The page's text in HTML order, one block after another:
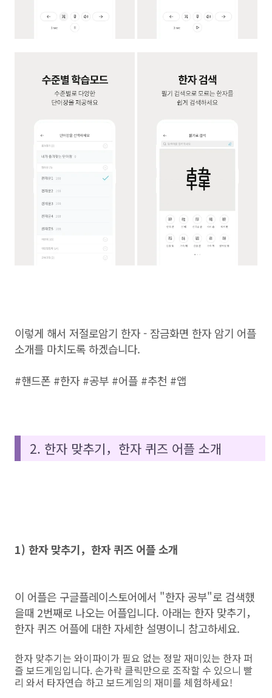
이렇게 해서 저절로암기 한자 - 잠금화면 한자 암기 어플
소개를 마치도록 하겠습니다.
#핸드폰 #한자 #공부 #어플 #추천 #앱
2. 한자 맞추기，한자 퀴즈 어플 소개
1) 한자 맞추기，한자 퀴즈 어플 소개
이 어플은 구글플레이스토어에서 "한자 공부"로 검색했
을때 2번째로 나오는 어플입니다. 아래는 한자 맞추기，
한자 퀴즈 어플에 대한 자세한 설명이니 참고하세요.
한자 맞추기는 와이파이가 필요 없는 정말 재미있는 한자 퍼
즐 보드게임입니다. 손가락 클릭만으로 조작할 수 있으니 빨
리 와서 타자연습 하고 보드게임의 재미를 체험하세요!